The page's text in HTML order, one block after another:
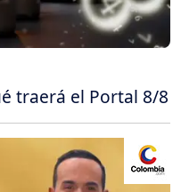
traerá el Portal 8/8